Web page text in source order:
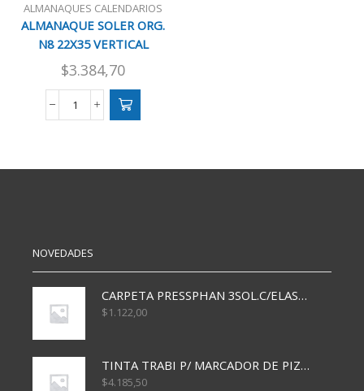
ALMANAQUES CALENDARIOS
ALMANAQUE SOLER ORG.
N8 22X35 VERTICAL
$3.384,70
ALMANAQUE
22X35
NOVEDADES
CARPETA PRESSPHAN 3SOL.C/ELAST MARRON A4 P01A
$1.122,00
TINTA TRABI P/ MARCADOR DE PIZARRA x30ml AZUL
$4.185,50